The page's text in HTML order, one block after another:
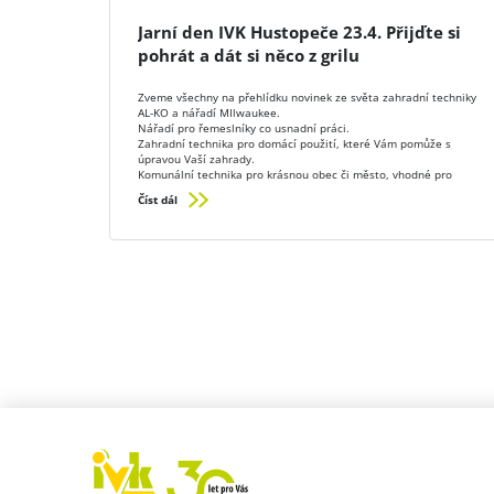
Jarní den IVK Hustopeče 23.4. Přijďte si
pohrát a dát si něco z grilu
Zveme všechny na přehlídku novinek ze světa zahradní techniky
AL-KO a nářadí MIlwaukee.
Nářadí pro řemeslníky co usnadní práci.
Zahradní technika pro domácí použití, které Vám pomůže s
úpravou Vaší zahrady.
Komunální technika pro krásnou obec či město, vhodné pro
technické služby.
Číst dál